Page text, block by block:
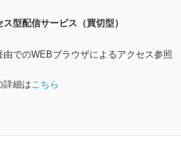
ス型配信サービス（買切型）
でのWEBブラウザによるアクセス参照
詳細はこちら